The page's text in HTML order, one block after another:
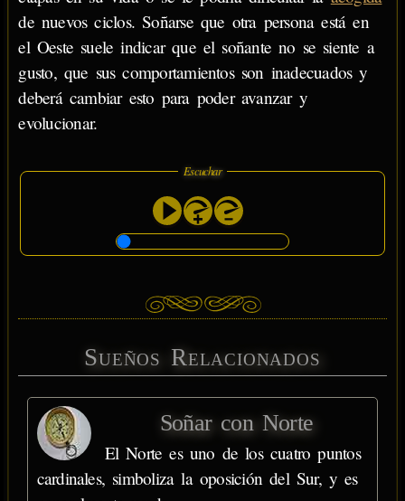
de nuevos ciclos. Soñarse que otra persona está en
el Oeste suele indicar que el soñante no se siente a
gusto, que sus comportamientos son inadecuados y
deberá cambiar esto para poder avanzar y
evolucionar.
Escuchar
Sueños Relacionados
Soñar con Norte
El Norte es uno de los cuatro puntos
cardinales, simboliza la oposición del Sur, y es